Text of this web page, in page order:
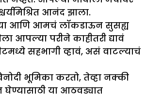
आनंद झाला.
आणि आमचं लॉकडाऊन सुसह्य
आपल्या परीने काहीतरी द्यावं
सहभागी व्हावं, असं वाटल्याचं
भूमिका करतो, तेव्हा नक्की
या आठवड्यात